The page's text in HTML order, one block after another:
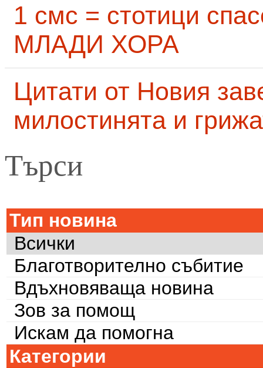
1 смс = стотици
МЛАДИ ХОРА
Цитати от Новия
милостинята и
Търси
Тип новина
Всички
Благотворително събитие
Вдъхновяваща новина
Зов за помощ
Искам да помогна
Категории